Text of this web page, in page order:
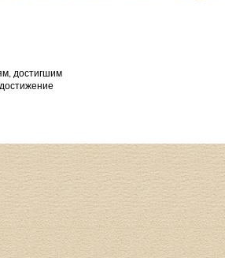
достигшим